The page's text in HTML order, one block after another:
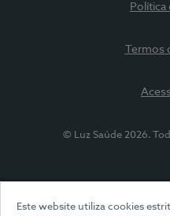
Este website utiliza cookies
Política
Termos
© Luz Saúde 2026.